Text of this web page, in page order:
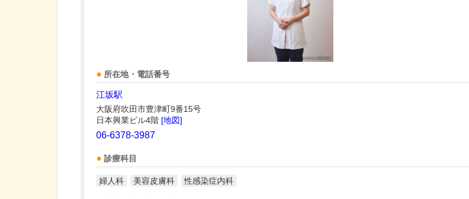
所在地・電話番号
江坂駅
大阪府吹田市豊津町9番15号
日本興業ビル4階 [地図]
06-6378-3987
診療科目
婦人科 美容皮膚科 性感染症内科